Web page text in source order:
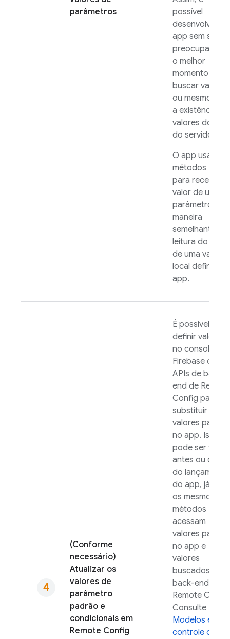
parâmetros
possível
desenvolver o
app sem se
preocupar
o melhor
momento para
buscar valores,
ou mesmo com
a existência de
valores do lado
do servidor.
O app usa
métodos get
para receber o
valor de um
parâmetro de
maneira
semelhante à
leitura do valor
de uma variável
local definida
app.
(Conforme
necessário)
Atualizar os
valores de
parâmetro
padrão e
condicionais em
Remote Config
É possível
definir valores
no console de
Firebase ou
APIs de back-
end de Remote
Config para
substituir os
valores padrão
no app. Isso
pode ser feito
antes ou
do lançamento
do app, já que
os mesmos
métodos get
acessam
valores padrão
no app e
valores
buscados do
back-end de
Remote Config
Consulte
Modelos e
controle de